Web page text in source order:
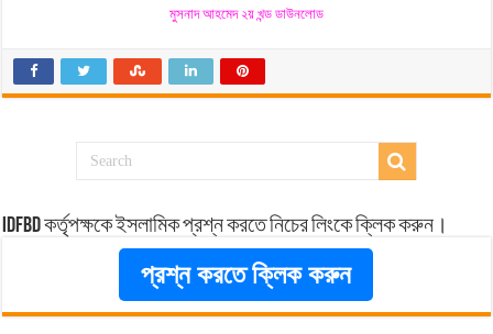
মুসনাদ আহমেদ ২য় খন্ড ডাউনলোড
idfbd কর্তৃপক্ষকে ইসলামিক প্রশ্ন করতে নিচের লিংকে ক্লিক করুন।
প্রশ্ন করতে ক্লিক করুন